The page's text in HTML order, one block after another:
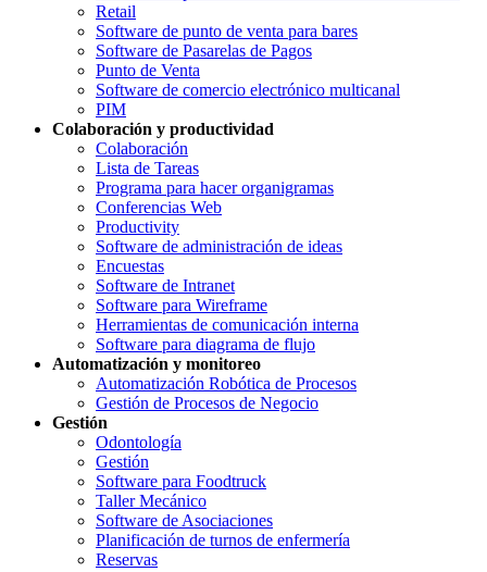
Retail
Software de punto de venta para bares
Software de Pasarelas de Pagos
Punto de Venta
Software de comercio electrónico multicanal
PIM
Colaboración y productividad
Colaboración
Lista de Tareas
Programa para hacer organigramas
Conferencias Web
Productivity
Software de administración de ideas
Encuestas
Software de Intranet
Software para Wireframe
Herramientas de comunicación interna
Software para diagrama de flujo
Automatización y monitoreo
Automatización Robótica de Procesos
Gestión de Procesos de Negocio
Gestión
Odontología
Gestión
Software para Foodtruck
Taller Mecánico
Software de Asociaciones
Planificación de turnos de enfermería
Reservas